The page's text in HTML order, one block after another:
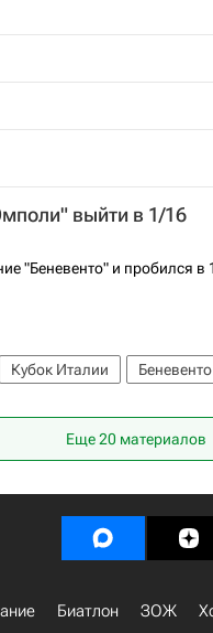
выйти в 1/16
"Беневенто" и пробился в
Кубок Италии Беневенто
Еще 20 материалов
Биатлон ЗОЖ